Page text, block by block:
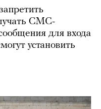
СМС-
для входа
установить